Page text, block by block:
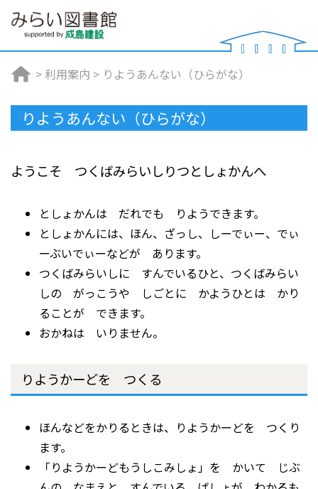
>利用案内 > りようあんない（ひらがな）
りようあんない（ひらがな）
ようこそ つくばみらいしりつとしょかんへ
としょかんは だれでも りようできます。
としょかんには、ほん、ざっし、しーでぃー、でぃ
ーぶいでぃーなどが あります。
つくばみらいしに すんでいるひと、つくばみらい
しの がっこうや しごとに かようひとは かり
ることが できます。
おかねは いりません。
りようかーどを つくる
ほんなどをかりるときは、りようかーどを つくり
ます。
「りようかーどもうしこみしょ」を かいて じぶ